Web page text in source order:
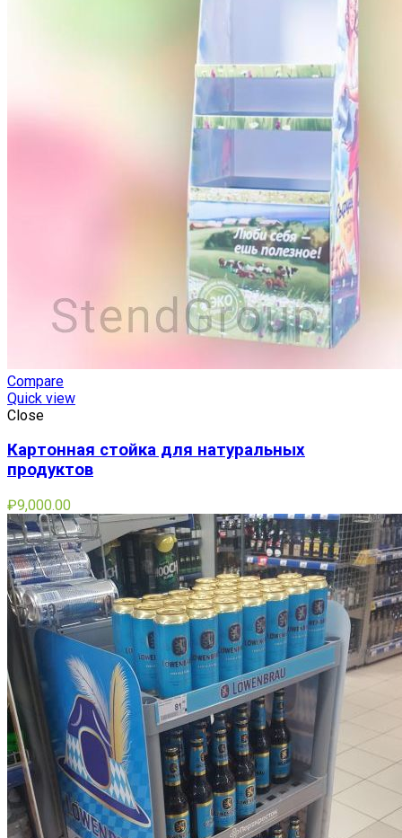
Compare
Quick view
Close
Картонная стойка для натуральных
продуктов
₽9,000.00